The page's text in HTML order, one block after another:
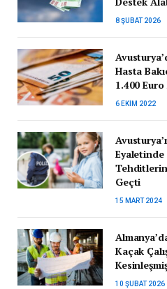
8 ŞUBAT 2026
Hasta
1.400
6 EKIM 2022
Eyaletinde
Geçti
15 MART 2024
Kaçak
10 ŞUBAT 2026